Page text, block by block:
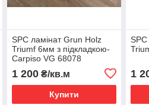
SPC ламінат Grun Holz
Triumf 6мм з підкладкою-
Carpiso VG 68078
1 200₴/кв.м
Купити
1